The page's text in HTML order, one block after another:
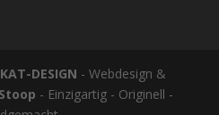
DESIGN - Webdesign &
- Einzigartig - Originell -